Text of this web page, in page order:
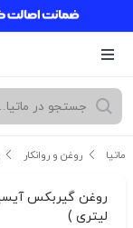
ماتیا روغن و روانکار
لیتری )